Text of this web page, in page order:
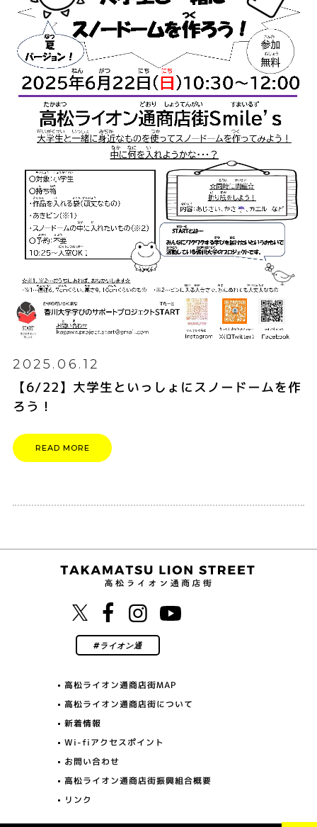
2025.06.12
【6/22】大学生といっしょにスノードームを作
ろう！
READ MORE
高松ライオン通商店街MAP
高松ライオン通商店街について
新着情報
Wi-fiアクセスポイント
お問い合わせ
高松ライオン通商店街振興組合概要
リンク